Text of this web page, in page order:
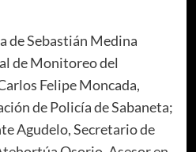
de Sebastián Medina
de Monitoreo del
Felipe Moncada,
de Policía de Sabaneta;
Agudelo, Secretario de